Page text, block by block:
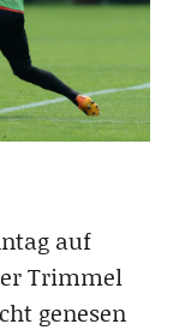
auf
Trimmel
genesen